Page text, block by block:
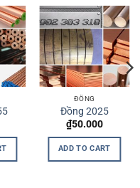
ĐỒNG
Đồng 2025
₫50.000
ADD TO CART